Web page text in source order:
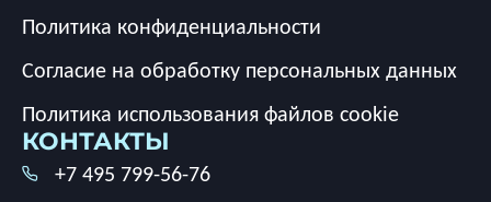
Политика конфиденциальности
Согласие на обработку персональных данных
Политика использования файлов cookie
КОНТАКТЫ
+7 495 799-56-76